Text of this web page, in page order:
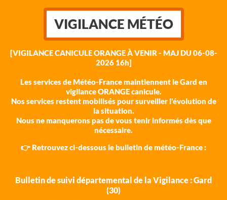
VIGILANCE MÉTÉO
[VIGILANCE CANICULE ORANGE À VENIR - MAJ DU 06-08-
2026 16h]
Les services de Météo-France maintiennent le Gard en
vigilance ORANGE canicule.
Nos services restent mobilisés pour surveiller l'évolution de
la situation.
Nous ne manquerons pas de vous tenir informés dès que
nécessaire.
👉 Retrouvez ci-dessous le bulletin de météo-France :
Bulletin de suivi départemental de la Vigilance : Gard
(30)